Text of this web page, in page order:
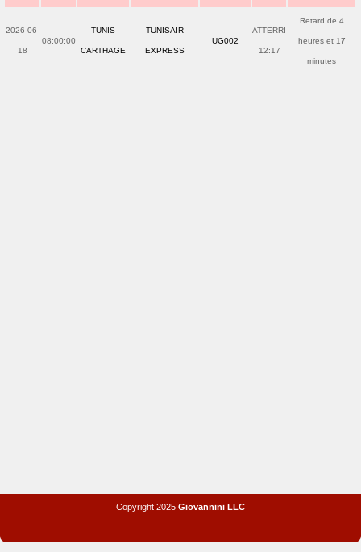
2026-06-
18
08:00:00
TUNIS
CARTHAGE
TUNISAIR
EXPRESS
UG002
ATTERRI
12:17
Retard de 4
heures et 17
minutes
Copyright 2025 Giovannini LLC